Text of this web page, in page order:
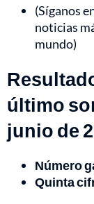
(Síganos
noticias
mundo)
último
junio de
Número
Quinta